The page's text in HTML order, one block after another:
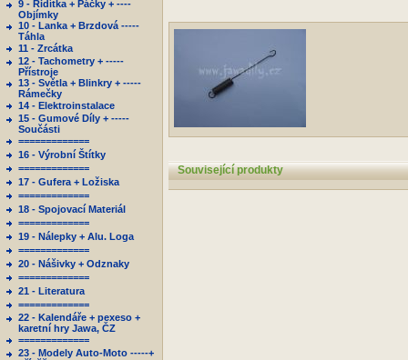
9 - Řidítka + Páčky + ----
Objímky
10 - Lanka + Brzdová -----
Táhla
11 - Zrcátka
12 - Tachometry + -----
Přístroje
13 - Světla + Blinkry + -----
Rámečky
14 - Elektroinstalace
15 - Gumové Díly + -----
Součásti
=============
16 - Výrobní Štítky
=============
17 - Gufera + Ložiska
=============
18 - Spojovací Materiál
=============
19 - Nálepky + Alu. Loga
=============
20 - Nášivky + Odznaky
=============
21 - Literatura
=============
22 - Kalendáře + pexeso +
karetní hry Jawa, ČZ
=============
23 - Modely Auto-Moto -----+
Související produkty